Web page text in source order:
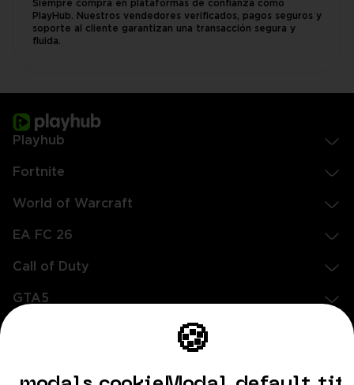
Siempre compra en plataformas de confianza como
PlayHub. Nuestros vendedores verificados, pagos seguros y
soporte al cliente garantizan una transacción segura y
fluida.
Playhub
Fortnite
World of Warcraft
EA FC 26
Call of Duty
GTA5
FR
footer.needHelp
🍪